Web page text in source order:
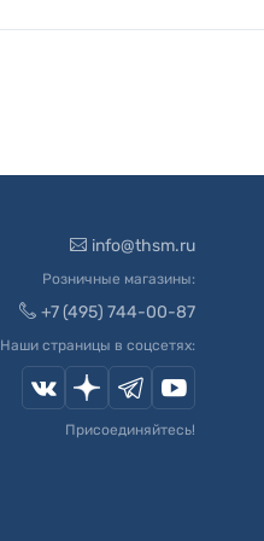
info@thsm.ru
Розничные магазины:
+7 (495) 744-00-87
Наши страницы в соцсетях:
Присоединяйтесь!